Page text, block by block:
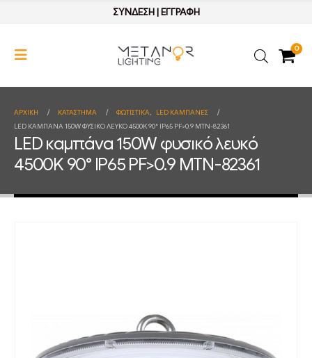
ΣΥΝΔΕΣΗ| ΕΓΓΡΑΦΗ
0
ΑΡΧΙΚΉ ΚΑΤΆΣΤΗΜΑ ΦΩΤΙΣΤΙΚΑ,
LED ΚΑΜΠΑΝΕΣ
LED ΚΑΜΠΆΝΑ 150W ΦΥΣΙΚΌ ΛΕΥΚΌ 4500K 90° IP65 PF>0.9 MTN-82361
LED καμπάνα 150W φυσικό λευκό
4500K 90° IP65 PF>0.9 MTN-82361